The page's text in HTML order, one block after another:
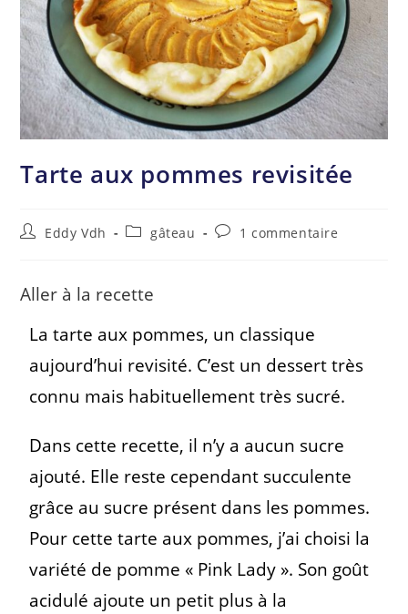
Tarte aux pommes revisitée
Eddy Vdh gâteau 1 commentaire
Aller à la recette
La tarte aux pommes, un classique
aujourd’hui revisité. C’est un dessert très
connu mais habituellement très sucré.
Dans cette recette, il n’y a aucun sucre
ajouté. Elle reste cependant succulente
grâce au sucre présent dans les pommes.
Pour cette tarte aux pommes, j’ai choisi la
variété de pomme « Pink Lady ». Son goût
acidulé ajoute un petit plus à la